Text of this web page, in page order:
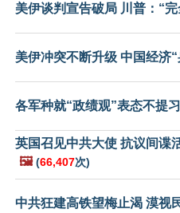
美伊谈判宣告破局 川普：“
美伊冲突不断升级 中国经济
各军种就“政绩观”表态不提
英国召见中共大使 抗议间谍
🖼️ (66,407次)
中共狂建高铁望梅止渴 漠视